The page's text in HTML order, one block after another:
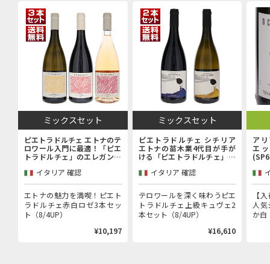
ミックスセット
ピエトラドルチェ エトナのテ
ロワール入門に最適！「ピエ
トラドルチェ」のエレガンス
ェ赤白ロゼ3本セット
イタリア 確認
エトナの魅力を満喫！ピエト
ラドルチェ赤白ロゼ3本セッ
ト（8/4UP）
¥10,197
ミックスセット
ピエトラドルチェ シチリア
エトナの苗木業4代目が手が
ける「ピエトラドルチェ」上
イタリア 確認
テロワールを深く味わうピエ
トラドルチェ上級キュヴェ2
本セット（8/4UP）
¥16,610
ア
エ
【
人気
か白